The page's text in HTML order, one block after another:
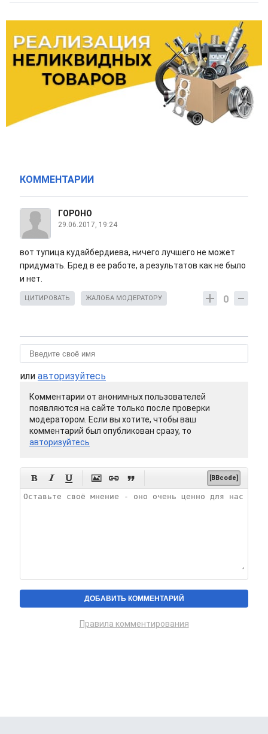
КОММЕНТАРИИ
ГОРОНО
29.06.2017, 19:24
вот тупица кудайбердиева, ничего лучшего не может
придумать. Бред в ее работе, а результатов как не было
и нет.
0
ЦИТИРОВАТЬ ЖАЛОБА МОДЕРАТОРУ
или авторизуйтесь
Комментарии от анонимных пользователей
появляются на сайте только после проверки
модератором. Если вы хотите, чтобы ваш
комментарий был опубликован сразу, то
авторизуйтесь
      [BBcode]
Правила комментирования